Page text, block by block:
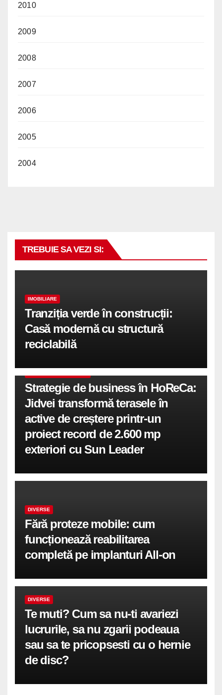
2010
2009
2008
2007
2006
2005
2004
TREBUIE SA VEZI SI:
IMOBILIARE
Tranziția verde în construcții:
Casă modernă cu structură
reciclabilă
Strategie de business în HoReCa:
Jidvei transformă terasele în
active de creștere printr-un
proiect record de 2.600 mp
exteriori cu Sun Leader
DIVERSE
Fără proteze mobile: cum
funcționează reabilitarea
completă pe implanturi All-on
DIVERSE
Te muti? Cum sa nu-ti avariezi
lucrurile, sa nu zgarii podeaua
sau sa te pricopsesti cu o hernie
de disc?